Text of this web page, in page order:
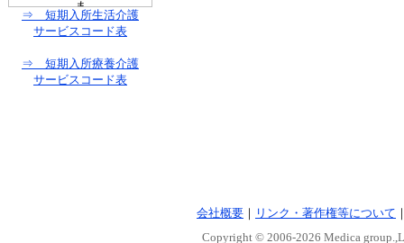
⇒ 短期入所生活介護
サービスコード表
⇒ 短期入所療養介護
サービスコード表
会社概要 ｜ リンク・著作権等について
Copyright © 2006-2026 Medica